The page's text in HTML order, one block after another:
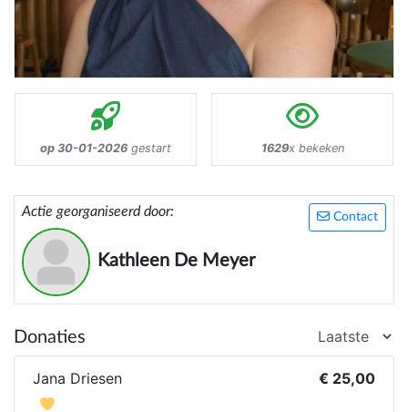
op 30-01-2026 gestart 1629x bekeken
Contact
Actie georganiseerd door:
Kathleen De Meyer
Donaties
Jana Driesen € 25,00